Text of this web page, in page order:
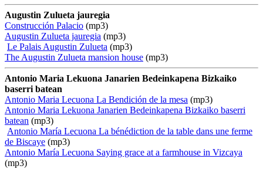
Augustin Zulueta jauregia
Construcción Palacio (mp3)
Augustin Zulueta jauregia (mp3)
Le Palais Augustin Zulueta (mp3)
The Augustin Zulueta mansion house (mp3)
Antonio Maria Lekuona Janarien Bedeinkapena Bizkaiko
baserri batean
Antonio Maria Lecuona La Bendición de la mesa (mp3)
Antonio Maria Lekuona Janarien Bedeinkapena Bizkaiko baserri
batean (mp3)
Antonio María Lecuona La bénédiction de la table dans une ferme
de Biscaye (mp3)
Antonio María Lecuona Saying grace at a farmhouse in Vizcaya
(mp3)